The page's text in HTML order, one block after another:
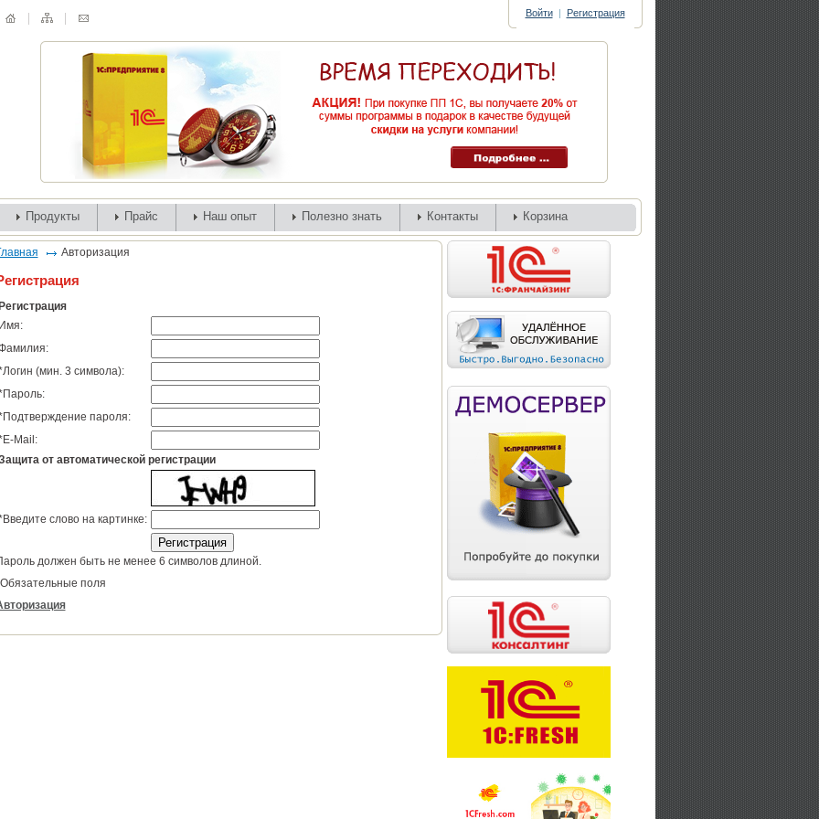
Войти | Регистрация
Продукты Прайс Наш опыт Полезно знать Контакты Корзина
Авторизация
Логин (мин. 3 символа):
Пароль:
Подтверждение пароля:
E-Mail:
от автоматической регистрации
Введите слово на картинке:
должен быть не менее 6 символов длиной.
Обязательные поля